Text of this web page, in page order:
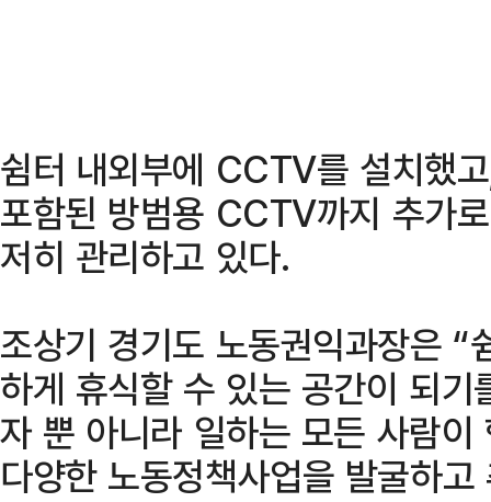
쉼터 내외부에 CCTV를 설치했
포함된 방범용 CCTV까지 추가
저히 관리하고 있다.
조상기 경기도 노동권익과장은 “
하게 휴식할 수 있는 공간이 되
자 뿐 아니라 일하는 모든 사람
다양한 노동정책사업을 발굴하